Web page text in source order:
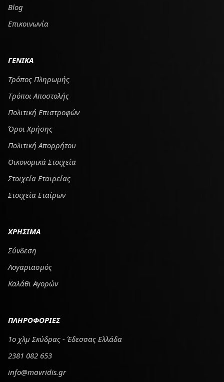
Blog
Επικοινωνία
ΓΕΝΙΚΑ
Τρόπος Πληρωμής
Tρόποι Αποστολής
Πολιτική Επιστροφών
Όροι Χρήσης
Πολιτική Απορρήτου
Οικονομικά Στοιχεία
Στοιχεία Εταιρείας
Στοιχεία Εταίρων
ΧΡΗΣΙΜΑ
Σύνδεση
Λογαριασμός
Καλάθι Αγορών
ΠΛΗΡΟΦΟΡΙΕΣ
1ο χλμ Σκύδρας - Έδεσσας Ελλάδα
2381 082 653
info@mavridis.gr